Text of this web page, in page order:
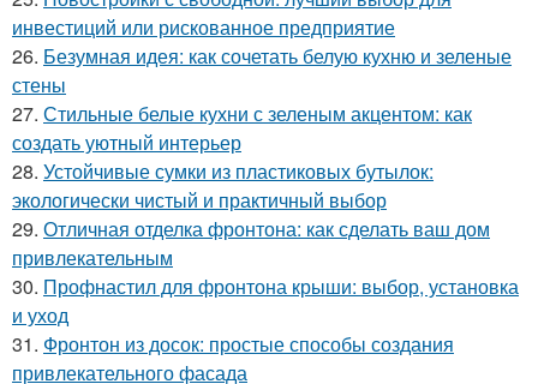
инвестиций или рискованное предприятие
26. Безумная идея: как сочетать белую кухню и зеленые
стены
27. Стильные белые кухни с зеленым акцентом: как
создать уютный интерьер
28. Устойчивые сумки из пластиковых бутылок:
экологически чистый и практичный выбор
29. Отличная отделка фронтона: как сделать ваш дом
привлекательным
30. Профнастил для фронтона крыши: выбор, установка
и уход
31. Фронтон из досок: простые способы создания
привлекательного фасада